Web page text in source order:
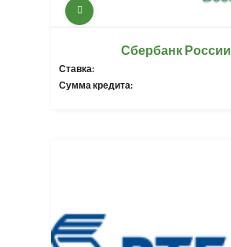
Сбербанк России
Ставка:
Сумма кредита: